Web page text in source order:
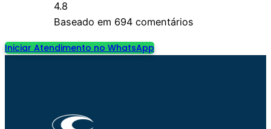
4.8
Baseado em 694 comentários
Iniciar Atendimento no WhatsApp